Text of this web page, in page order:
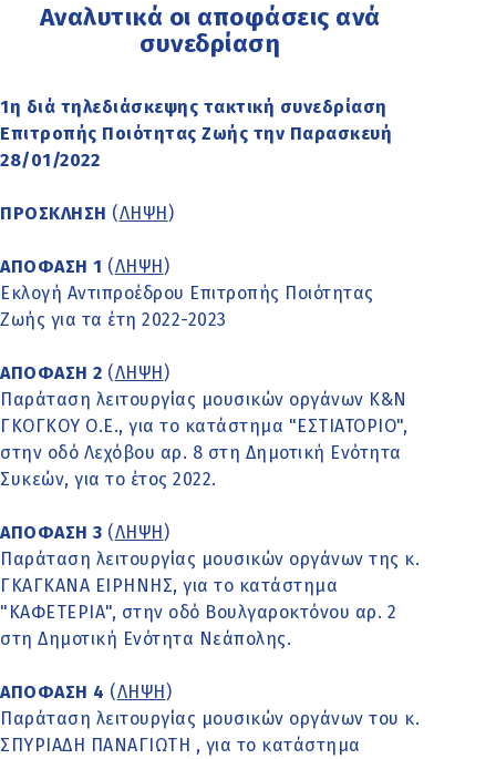
Αναλυτικά οι αποφάσεις ανά
συνεδρίαση
1η διά τηλεδιάσκεψης τακτική συνεδρίαση
Επιτροπής Ποιότητας Ζωής την Παρασκευή
28/01/2022
ΠΡΟΣΚΛΗΣΗ (ΛΗΨΗ )
ΑΠΟΦΑΣΗ 1 (ΛΗΨΗ )
Εκλογή Αντιπροέδρου Επιτροπής Ποιότητας
Ζωής για τα έτη 2022-2023
ΑΠΟΦΑΣΗ 2 (ΛΗΨΗ )
Παράταση λειτουργίας μουσικών οργάνων Κ&Ν
ΓΚΟΓΚΟΥ Ο.Ε., για το κατάστημα "ΕΣΤΙΑΤΟΡΙΟ",
στην οδό Λεχόβου αρ. 8 στη Δημοτική Ενότητα
Συκεών, για το έτος 2022.
ΑΠΟΦΑΣΗ 3 (ΛΗΨΗ )
Παράταση λειτουργίας μουσικών οργάνων της κ.
ΓΚΑΓΚΑΝΑ ΕΙΡΗΝΗΣ, για το κατάστημα
"ΚΑΦΕΤΕΡΙΑ", στην οδό Βουλγαροκτόνου αρ. 2
στη Δημοτική Ενότητα Νεάπολης.
ΑΠΟΦΑΣΗ 4 (ΛΗΨΗ )
Παράταση λειτουργίας μουσικών οργάνων του κ.
ΣΠΥΡΙΑΔΗ ΠΑΝΑΓΙΩΤΗ , για το κατάστημα